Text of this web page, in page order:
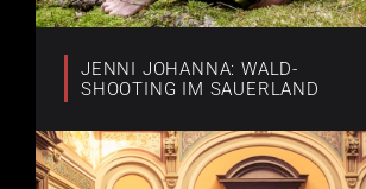
JENNI JOHANNA: WALD-
SHOOTING IM SAUERLAND